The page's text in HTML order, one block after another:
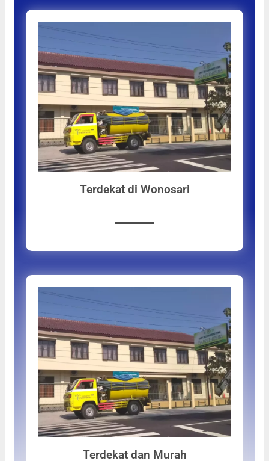
Terdekat di Wonosari
Terdekat dan Murah